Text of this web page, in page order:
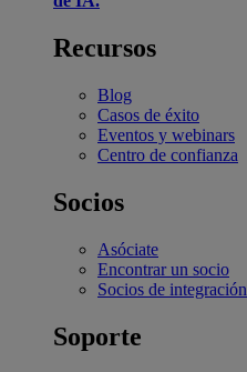
Recursos
Blog
Casos de éxito
Eventos y webinars
Centro de confianza
Socios
Asóciate
Encontrar un socio
Socios de integración
Soporte